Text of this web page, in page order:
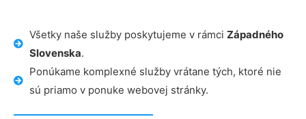
Všetky naše služby poskytujeme v rámci Západného
Slovenska.
Ponúkame komplexné služby vrátane tých, ktoré nie
sú priamo v ponuke webovej stránky.